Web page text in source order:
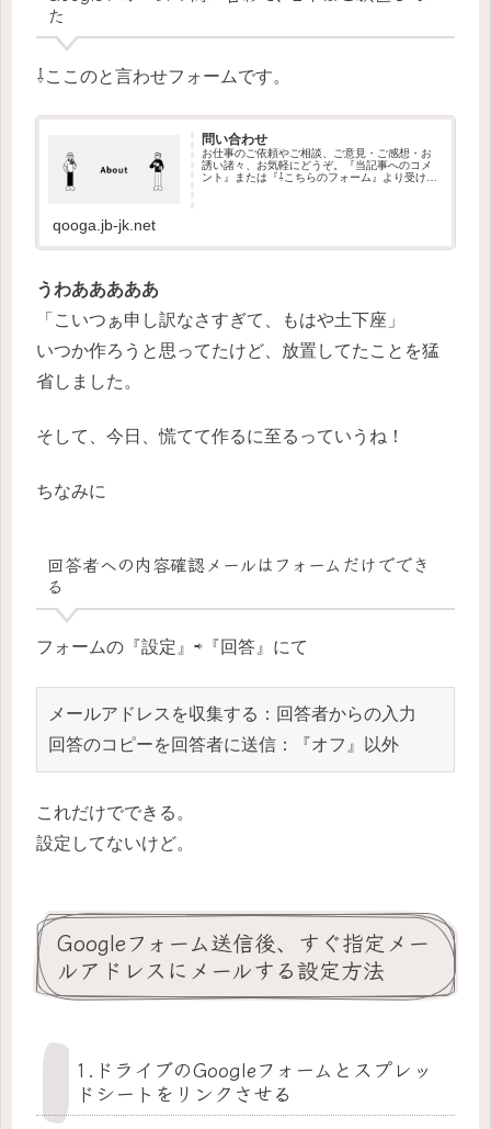
た
⇩ここのと言わせフォームです。
問い合わせ
お仕事のご依頼やご相談、ご意見・ご感想・お
誘い諸々、お気軽にどうぞ。『当記事へのコメ
ント』または『⇩こちらのフォーム』より受け付
qooga.jb-jk.net
うわあああああ
「こいつぁ申し訳なさすぎて、もはや土下座」
いつか作ろうと思ってたけど、放置してたことを猛
省しました。
そして、今日、慌てて作るに至るっていうね！
ちなみに
回答者への内容確認メールはフォームだけででき
る
フォームの『設定』⇨『回答』にて
メールアドレスを収集する：回答者からの入力
回答のコピーを回答者に送信：『オフ』以外
これだけでできる。
設定してないけど。
Googleフォーム送信後、すぐ指定メー
ルアドレスにメールする設定方法
1.ドライブのGoogleフォームとスプレッ
ドシートをリンクさせる